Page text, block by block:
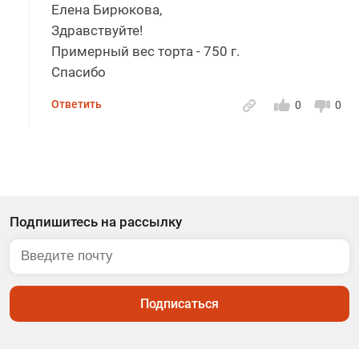
Елена Бирюкова,
Здравствуйте!
Примерный вес торта - 750 г.
Спасибо
0
0
Ответить
Подпишитесь на рассылку
Подписаться